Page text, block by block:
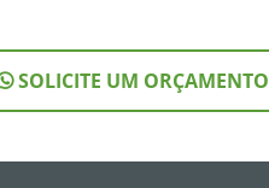
SOLICITE UM ORÇAMENTO